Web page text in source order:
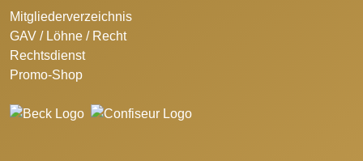
Mitgliederverzeichnis
GAV / Löhne / Recht
Rechtsdienst
Promo-Shop